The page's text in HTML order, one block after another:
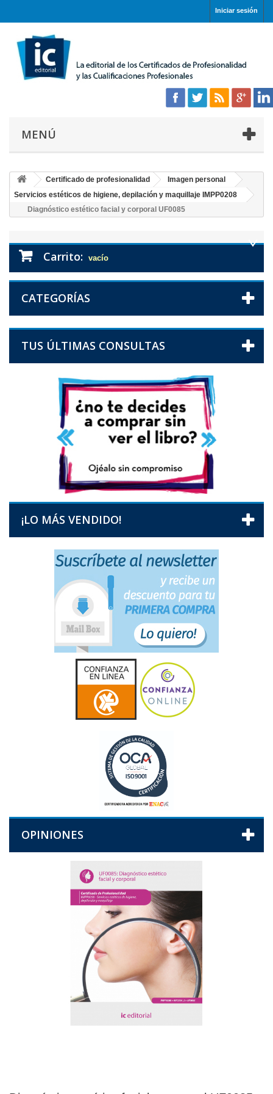
Iniciar sesión
MENÚ
Certificado de profesionalidad
Imagen personal
Servicios estéticos de higiene, depilación y maquillaje IMPP0208
Diagnóstico estético facial y corporal UF0085
Carrito: vacío
CATEGORÍAS
TUS ÚLTIMAS CONSULTAS
¡LO MÁS VENDIDO!
OPINIONES